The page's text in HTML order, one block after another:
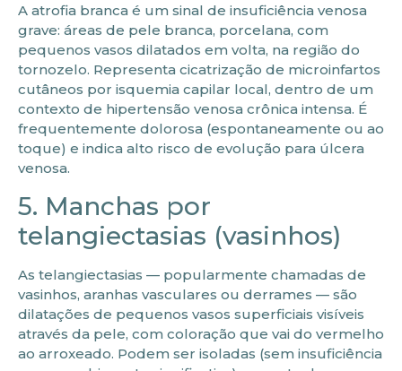
A atrofia branca é um sinal de insuficiência venosa
grave: áreas de pele branca, porcelana, com
pequenos vasos dilatados em volta, na região do
tornozelo. Representa cicatrização de microinfartos
cutâneos por isquemia capilar local, dentro de um
contexto de hipertensão venosa crônica intensa. É
frequentemente dolorosa (espontaneamente ou ao
toque) e indica alto risco de evolução para úlcera
venosa.
5. Manchas por
telangiectasias (vasinhos)
As telangiectasias — popularmente chamadas de
vasinhos, aranhas vasculares ou derrames — são
dilatações de pequenos vasos superficiais visíveis
através da pele, com coloração que vai do vermelho
ao arroxeado. Podem ser isoladas (sem insuficiência